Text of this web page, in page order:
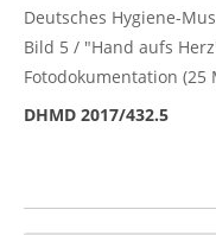
Deutsches Hygiene-
Bild 5 / "Hand aufs
Fotodokumentation (25
DHMD 2017/432.5